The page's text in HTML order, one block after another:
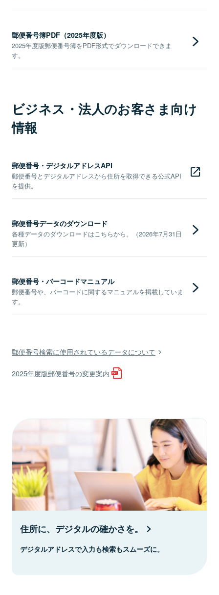
郵便番号簿PDF（2025年度版）
2025年度版郵便番号簿をPDF形式でダウンロードできま
す。
ビジネス・法人のお客さま向け
情報
郵便番号・デジタルアドレスAPI
郵便番号とデジタルアドレスから住所を取得できる公式API
を提供。
郵便番号データのダウンロード
各種データのダウンロードはこちらから。（2026年7月31日
更新）
郵便番号・バーコードマニュアル
郵便番号や、バーコードに関するマニュアルを掲載していま
す。
郵便番号検索に使用されているデータについて
2025年度版郵便番号の変更案内
住所に、デジタルの確かさを。
デジタルアドレスで入力も検索もスムーズに。